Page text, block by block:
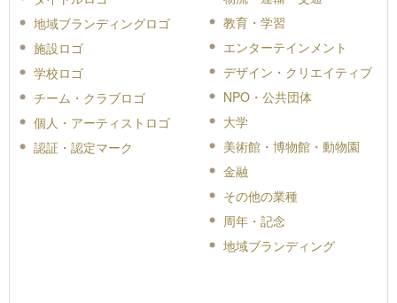
地域ブランディングロゴ
施設ロゴ
学校ロゴ
チーム・クラブロゴ
個人・アーティストロゴ
認証・認定マーク
教育・学習
エンターテインメント
デザイン・クリエイティブ
NPO・公共団体
大学
美術館・博物館・動物園
金融
その他の業種
周年・記念
地域ブランディング